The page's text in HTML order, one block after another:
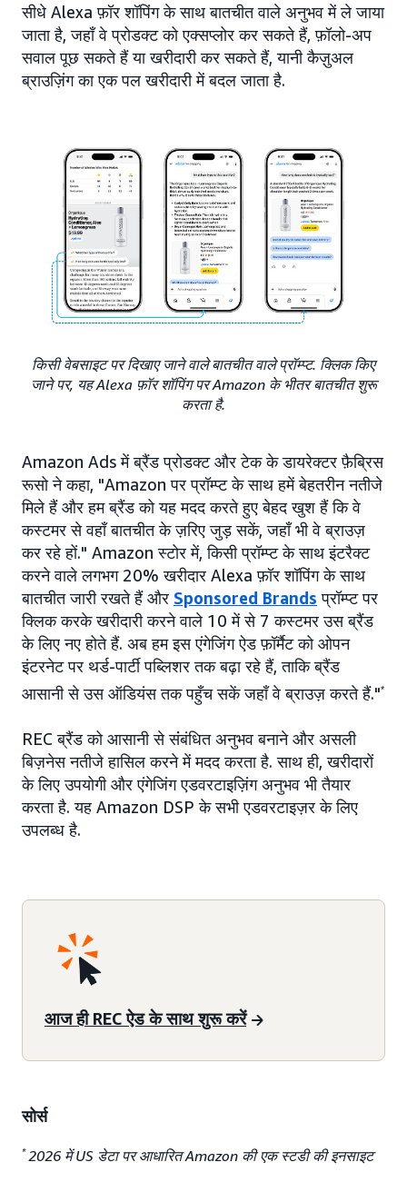
सीधे Alexa फ़ॉर शॉपिंग के साथ बातचीत वाले अनुभव में ले जाया
जाता है, जहाँ वे प्रोडक्ट को एक्सप्लोर कर सकते हैं, फ़ॉलो-अप
सवाल पूछ सकते हैं या खरीदारी कर सकते हैं, यानी कैज़ुअल
ब्राउज़िंग का एक पल खरीदारी में बदल जाता है.
किसी वेबसाइट पर दिखाए जाने वाले बातचीत वाले प्रॉम्प्ट. क्लिक किए
जाने पर, यह Alexa फ़ॉर शॉपिंग पर Amazon के भीतर बातचीत शुरू
करता है.
Amazon Ads में ब्रैंड प्रोडक्ट और टेक के डायरेक्टर फ़ैब्रिस
रूसो ने कहा, "Amazon पर प्रॉम्प्ट के साथ हमें बेहतरीन नतीजे
मिले हैं और हम ब्रैंड को यह मदद करते हुए बेहद खुश हैं कि वे
कस्टमर से वहाँ बातचीत के ज़रिए जुड़ सकें, जहाँ भी वे ब्राउज़
कर रहे हों." Amazon स्टोर में, किसी प्रॉम्प्ट के साथ इंटरैक्ट
करने वाले लगभग 20% खरीदार Alexa फ़ॉर शॉपिंग के साथ
बातचीत जारी रखते हैं और Sponsored Brands प्रॉम्प्ट पर
क्लिक करके खरीदारी करने वाले 10 में से 7 कस्टमर उस ब्रैंड
के लिए नए होते हैं. अब हम इस एंगेजिंग ऐड फ़ॉर्मैट को ओपन
इंटरनेट पर थर्ड-पार्टी पब्लिशर तक बढ़ा रहे हैं, ताकि ब्रैंड
आसानी से उस ऑडियंस तक पहुँच सकें जहाँ वे ब्राउज़ करते हैं."*
REC ब्रैंड को आसानी से संंबंधित अनुभव बनाने और असली
बिज़नेस नतीजे हासिल करने में मदद करता है. साथ ही, खरीदारों
के लिए उपयोगी और एंगेजिंग एडवरटाइज़िंग अनुभव भी तैयार
करता है. यह Amazon DSP के सभी एडवरटाइज़र के लिए
उपलब्ध है.
आज ही REC ऐड के साथ शुरू करें
सोर्स
*2026 में US डेटा पर आधारित Amazon की एक स्टडी की इनसाइट